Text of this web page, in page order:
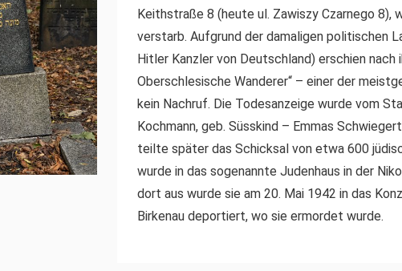
Keithstraße 8 (heute ul. Zawiszy Czarnego 8),
verstarb. Aufgrund der damaligen politischen
Hitler Kanzler von Deutschland) erschien nach
Oberschlesische Wanderer“ – einer der
kein Nachruf. Die Todesanzeige wurde vom
Kochmann, geb. Süsskind – Emmas
teilte später das Schicksal von etwa 600
wurde in das sogenannte Judenhaus in der
dort aus wurde sie am 20. Mai 1942 in das
Birkenau deportiert, wo sie ermordet wurde.